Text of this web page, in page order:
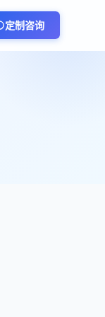
定制咨询